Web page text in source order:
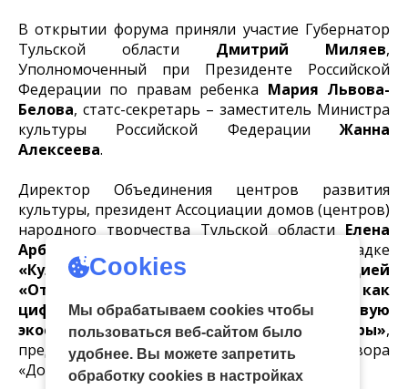
В открытии форума приняли участие Губернатор
Тульской области Дмитрий Миляев,
Уполномоченный при Президенте Российской
Федерации по правам ребенка Мария Львова-
Белова, статс-секретарь – заместитель Министра
культуры Российской ФедерацииЖанна
Алексеева.
Директор Объединения центров развития
культуры, президент Ассоциации домов (центров)
народного творчества Тульской области Елена
Арбекова
выступила на дискуссионной площадке
«Культура в цифровой среде»
с презентацией
«От голосового помощника до NFT: как
цифровые технологии создают живую
экосистему для традиционной культуры»,
представив опыт ремесленного двора
«Добродей».
Cookies
Мы обрабатываем cookies чтобы
пользоваться веб-сайтом было
удобнее. Вы можете запретить
обработку сookies в настройках